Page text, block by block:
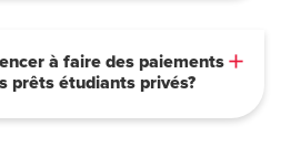
à faire des paiements
prêts étudiants privés?